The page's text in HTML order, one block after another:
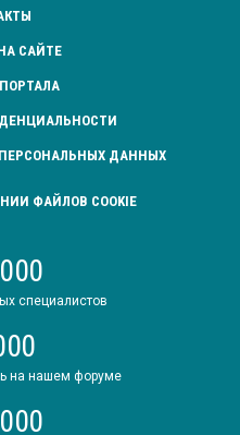
САЙТЕ
ПЕРСОНАЛЬНЫХ ДАННЫХ
ФАЙЛОВ COOKIE
специалистов
на нашем форуме